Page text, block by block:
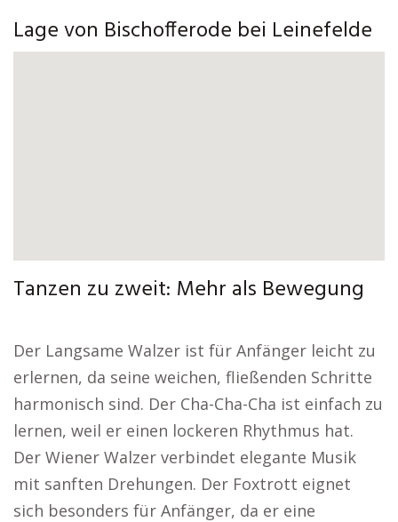
Lage von Bischofferode bei Leinefelde
Tanzen zu zweit: Mehr als Bewegung
Der Langsame Walzer ist für Anfänger leicht zu
erlernen, da seine weichen, fließenden Schritte
harmonisch sind. Der Cha-Cha-Cha ist einfach zu
lernen, weil er einen lockeren Rhythmus hat.
Der Wiener Walzer verbindet elegante Musik
mit sanften Drehungen. Der Foxtrott eignet
sich besonders für Anfänger, da er eine